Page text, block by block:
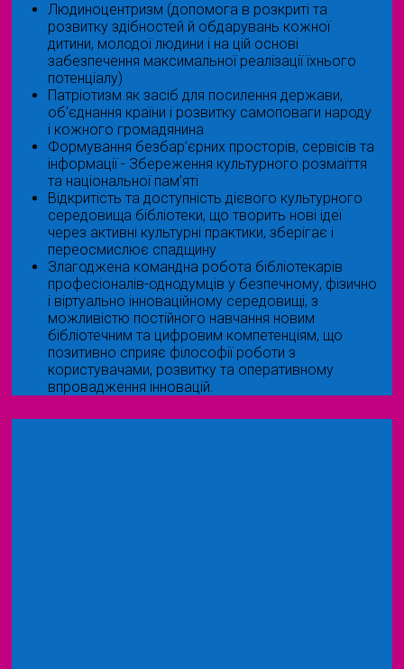
Людиноцентризм (допомога в розкриті та
розвитку здібностей й обдарувань кожної
дитини, молодої людини і на цій основі
забезпечення максимальної реалізації їхнього
потенціалу)
Патріотизм як засіб для посилення держави,
об'єднання країни і розвитку самоповаги народу
і кожного громадянина
Формування безбар’єрних просторів, сервісів та
інформації - Збереження культурного розмаїття
та національної пам’яті
Відкритість та доступність дієвого культурного
середовища бібліотеки, що творить нові ідеї
через активні культурні практики, зберігає і
переосмислює спадщину
Злагоджена командна робота бібліотекарів
професіоналів-однодумців у безпечному, фізично
і віртуально інноваційному середовищі, з
можливістю постійного навчання новим
бібліотечним та цифровим компетенціям, що
позитивно сприяє філософії роботи з
користувачами, розвитку та оперативному
впровадження інновацій.